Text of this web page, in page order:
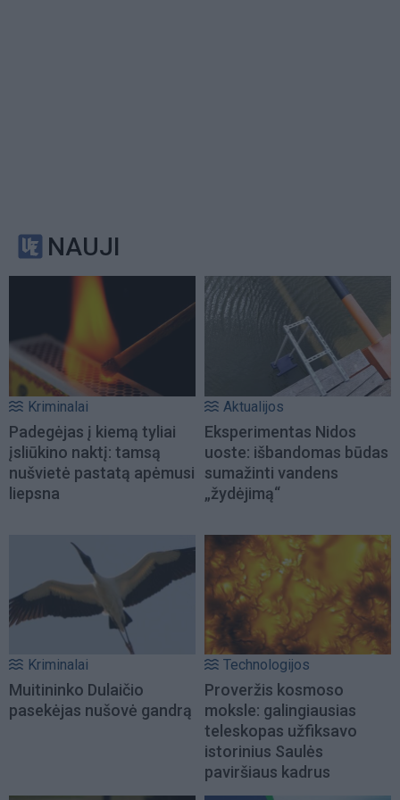
NAUJI
Kriminalai
Padegėjas į kiemą tyliai
įsliūkino naktį: tamsą
nušvietė pastatą apėmusi
liepsna
Aktualijos
Eksperimentas Nidos
uoste: išbandomas būdas
sumažinti vandens
„žydėjimą“
Kriminalai
Muitininko Dulaičio
pasekėjas nušovė gandrą
Technologijos
Proveržis kosmoso
moksle: galingiausias
teleskopas užfiksavo
istorinius Saulės
paviršiaus kadrus